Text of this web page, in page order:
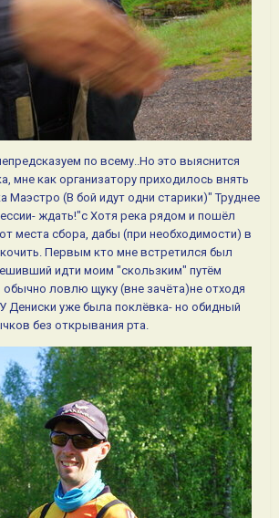
по всему..Но это выяснится
мне как организатору приходилось внять
Маэстро (В бой идут одни старики)" Труднее
ждать!"с Хотя река рядом и пошёл
места сбора, дабы (при необходимости) в
Первым кто мне встретился был
идти моим "скользким" путём
обычно ловлю щуку (вне зачёта)не отходя
Дениски уже была поклёвка- но обидный
без открывания рта.